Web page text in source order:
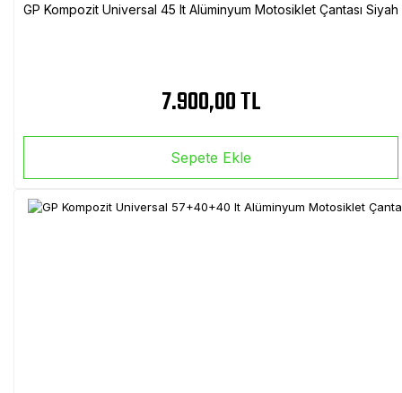
GP Kompozit Universal 45 lt Alüminyum Motosiklet Çantası Siyah
7.900,00 TL
Sepete Ekle